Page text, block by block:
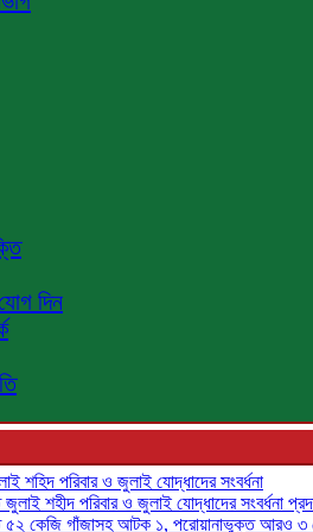
দিন
শহিদ পরিবার ও জুলাই যোদ্ধাদের সংবর্ধনা
জুলাই শহীদ পরিবার ও জুলাই যোদ্ধাদের সংবর্ধনা
৫২ কেজি গাঁজাসহ আটক ১, পরোয়ানাভুক্ত আরও ৩